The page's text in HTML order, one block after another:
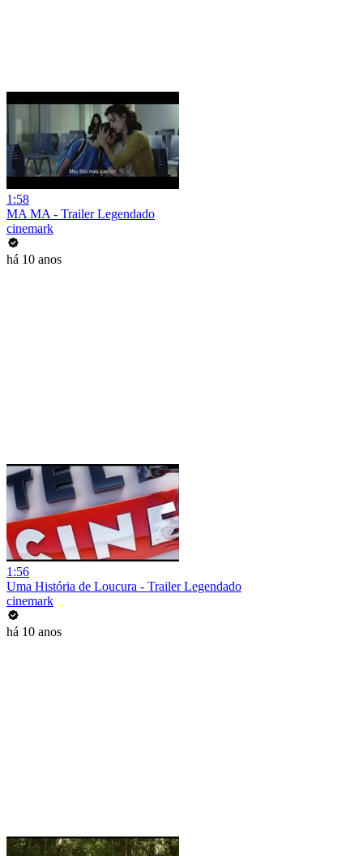
1:58
MA MA - Trailer Legendado
cinemark
há 10 anos
1:56
Uma História de Loucura - Trailer Legendado
cinemark
há 10 anos